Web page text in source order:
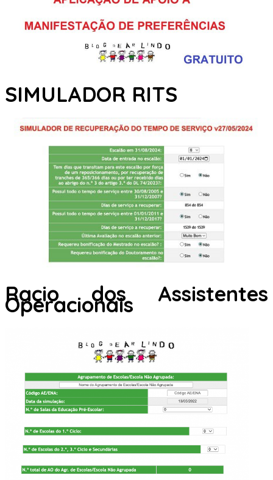
SIMULADOR RITS
Racio dos Assistentes
Operacionais